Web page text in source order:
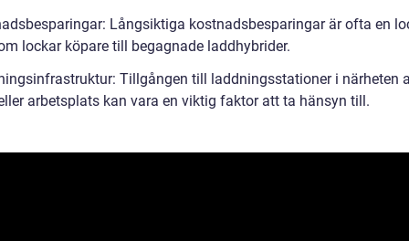
Långsiktiga kostnadsbesparingar är ofta en
lockar köpare till begagnade laddhybrider.
Tillgången till laddningsstationer i närheten
arbetsplats kan vara en viktig faktor att ta hänsyn till.